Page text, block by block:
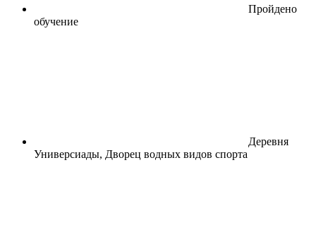
Пройдено
обучение
Деревня
Универсиады, Дворец водных видов спорта